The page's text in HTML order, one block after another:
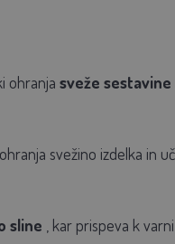
ohranja sveže sestavine
svežino izdelka in
sline , kar prispeva k